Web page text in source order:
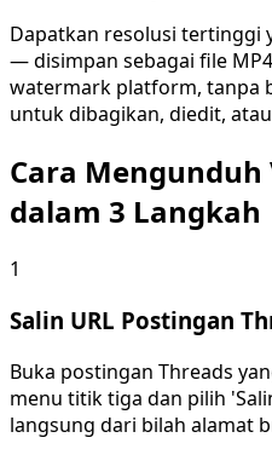
Dapatkan resolusi tertinggi
— disimpan sebagai file
watermark platform, tanpa
untuk dibagikan, diedit,
Cara Mengunduh
dalam 3 Langkah
1
Salin URL Postingan
Buka postingan Threads
menu titik tiga dan pilih
langsung dari bilah alamat